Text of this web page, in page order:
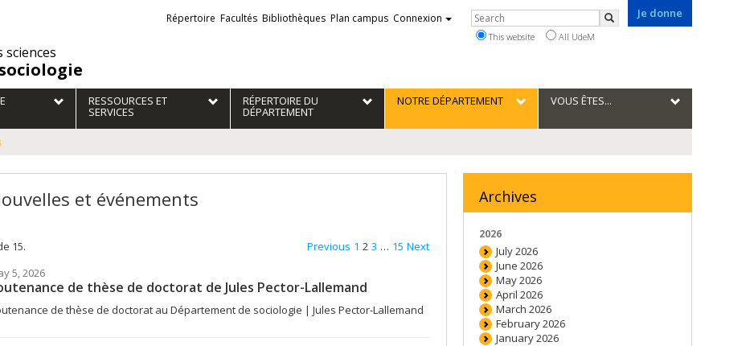
sciences
Je donne
Liens
externes
Répertoire Facultés Bibliothèques Plan campus Connexion Rechercher
Search
This website All UdeM
RESSOURCES ET
SERVICES
RÉPERTOIRE DU
DÉPARTEMENT
NOTRE DÉPARTEMENT VOUS ÊTES...
et événements
15. Previous 1 2 3 … 15 Next
5, 2026
de thèse de doctorat de Jules Pector-Lallemand
de thèse de doctorat au Département de sociologie | Jules Pector-Lallemand
Archives
2026
July 2026
June 2026
May 2026
April 2026
March 2026
February 2026
January 2026